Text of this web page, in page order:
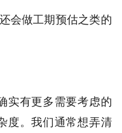
会做工期预估之类的
实有更多需要考虑的
度。我们通常想弄清